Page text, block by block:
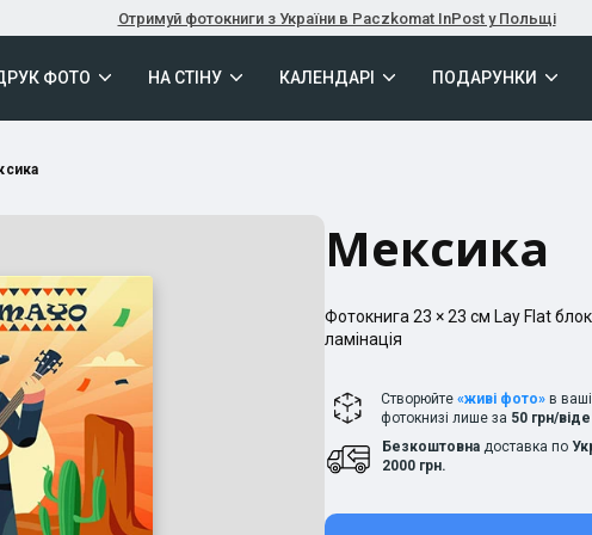
Отримуй фотокниги з України в Paczkomat InPost у Польщі
ФОТО НА СТІНУ КАЛЕНДАРІ ПОДАРУНКИ
Мексика
Фотокнига 23 × 23 см Lay Flat
ламінація
Створюйте «живі фото» в
фотокнизі лише за 50 грн/
Безкоштовна доставка по
2000 грн.